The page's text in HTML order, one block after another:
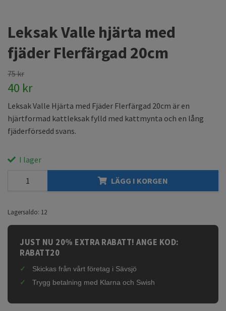
Leksak Valle hjärta med
fjäder Flerfärgad 20cm
75 kr
40 kr
Leksak Valle Hjärta med Fjäder Flerfärgad 20cm är en
hjärtformad kattleksak fylld med kattmynta och en lång
fjäderförsedd svans.
I lager
LÄGG I KORGEN
Lagersaldo: 12
JUST NU 20% EXTRA RABATT! ANGE KOD:
RABATT20
Skickas från vårt företag i Sävsjö
Trygg betalning med Klarna och Swish